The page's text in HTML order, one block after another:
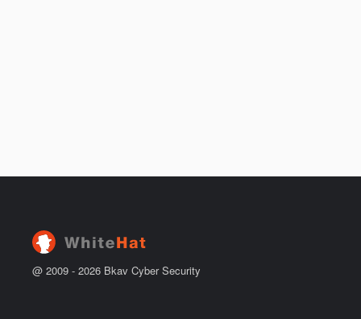
@ 2009 - 2026 Bkav Cyber Security